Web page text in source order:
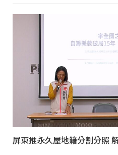
屏東推永久屋地籍分割分照